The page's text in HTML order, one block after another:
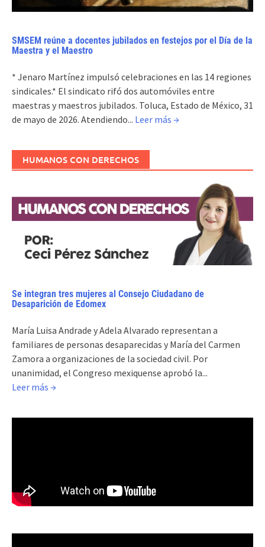
SMSEM reúne a docentes jubilados en festejos por el Día de la
Maestra y el Maestro
* Jenaro Martínez impulsó celebraciones en las 14 regiones
sindicales.* El sindicato rifó dos automóviles entre
maestras y maestros jubilados. Toluca, Estado de México, 31
de mayo de 2026. Atendiendo... Leer más →
HUMANOS CON DERECHOS
Se integran tres mujeres al Consejo Ciudadano de
Desaparición de Edomex
María Luisa Andrade y Adela Alvarado representan a
familiares de personas desaparecidas y María del Carmen
Zamora a organizaciones de la sociedad civil. Por
unanimidad, el Congreso mexiquense aprobó la...
Leer más →